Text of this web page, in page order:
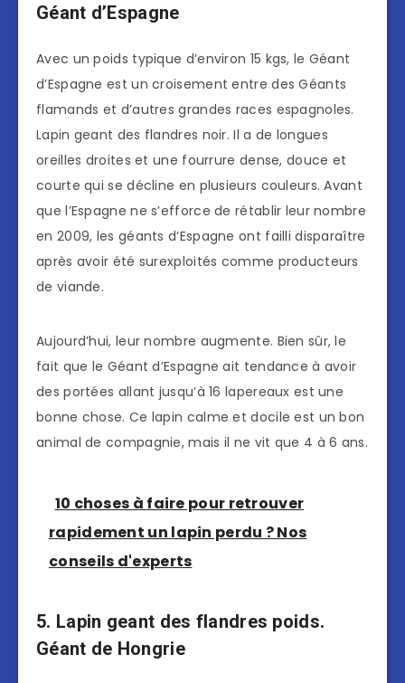
Géant d’Espagne
Avec un poids typique d’environ 15 kgs, le Géant
d’Espagne est un croisement entre des Géants
flamands et d’autres grandes races espagnoles.
Lapin geant des flandres noir. Il a de longues
oreilles droites et une fourrure dense, douce et
courte qui se décline en plusieurs couleurs. Avant
que l’Espagne ne s’efforce de rétablir leur nombre
en 2009, les géants d’Espagne ont failli disparaître
après avoir été surexploités comme producteurs
de viande.
Aujourd’hui, leur nombre augmente. Bien sûr, le
fait que le Géant d’Espagne ait tendance à avoir
des portées allant jusqu’à 16 lapereaux est une
bonne chose. Ce lapin calme et docile est un bon
animal de compagnie, mais il ne vit que 4 à 6 ans.
10 choses à faire pour retrouver
rapidement un lapin perdu ? Nos
conseils d'experts
5. Lapin geant des flandres poids.
Géant de Hongrie